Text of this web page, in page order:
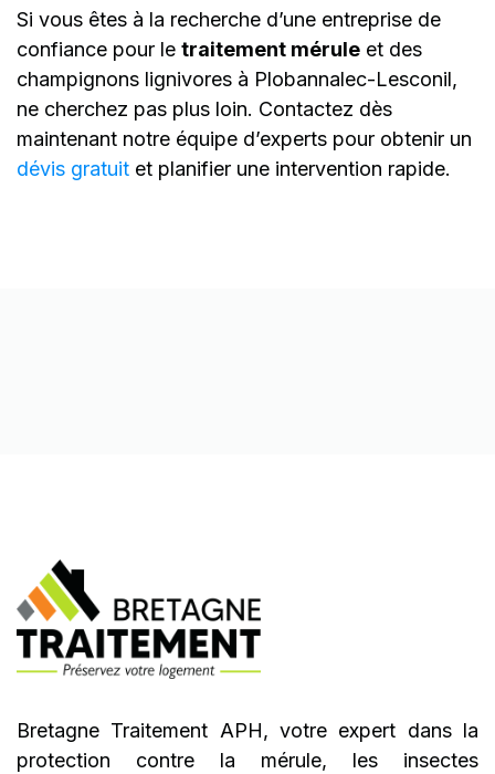
Si vous êtes à la recherche d’une entreprise de
confiance pour le traitement mérule et des
champignons lignivores à Plobannalec-Lesconil,
ne cherchez pas plus loin. Contactez dès
maintenant notre équipe d’experts pour obtenir un
dévis gratuit et planifier une intervention rapide.
Bretagne Traitement APH, votre expert dans la
protection contre la mérule, les insectes